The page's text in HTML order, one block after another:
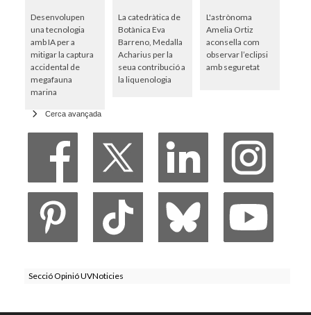
Desenvolupen
una tecnologia
amb IA per a
mitigar la captura
accidental de
megafauna
marina
La catedràtica de
Botànica Eva
Barreno, Medalla
Acharius per la
seua contribució a
la liquenologia
L'astrònoma
Amelia Ortiz
aconsella com
observar l’eclipsi
amb seguretat
Cerca avançada
Secció Opinió UVNoticies